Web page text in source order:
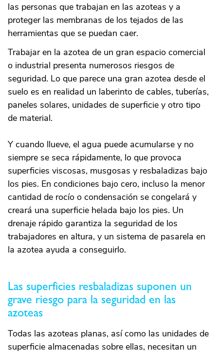
las personas que trabajan en las azoteas y a
proteger las membranas de los tejados de las
herramientas que se puedan caer.
Trabajar en la azotea de un gran espacio comercial
o industrial presenta numerosos riesgos de
seguridad. Lo que parece una gran azotea desde el
suelo es en realidad un laberinto de cables, tuberías,
paneles solares, unidades de superficie y otro tipo
de material.
Y cuando llueve, el agua puede acumularse y no
siempre se seca rápidamente, lo que provoca
superficies viscosas, musgosas y resbaladizas bajo
los pies. En condiciones bajo cero, incluso la menor
cantidad de rocío o condensación se congelará y
creará una superficie helada bajo los pies. Un
drenaje rápido garantiza la seguridad de los
trabajadores en altura, y un sistema de pasarela en
la azotea ayuda a conseguirlo.
Las superficies resbaladizas suponen un
grave riesgo para la seguridad en las
azoteas
Todas las azoteas planas, así como las unidades de
superficie almacenadas sobre ellas, necesitan un